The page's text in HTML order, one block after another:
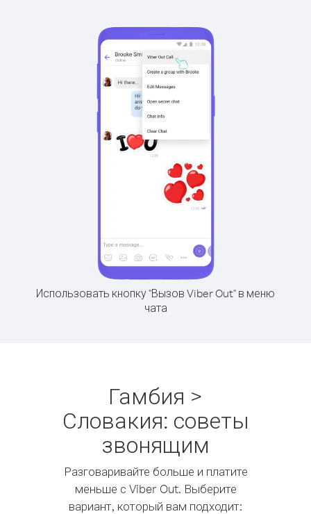
Использовать кнопку "Вызов Viber Out" в меню
чата
Гамбия >
Словакия: советы
звонящим
Разговаривайте больше и платите
меньше с Viber Out. Выберите
вариант, который вам подходит: